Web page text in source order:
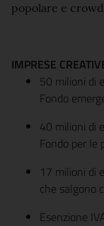
popolare e
IMPRESE
50 milioni di
Fondo
40 milioni di
Fondo per le
17 milioni di
che salgono
Esenzione